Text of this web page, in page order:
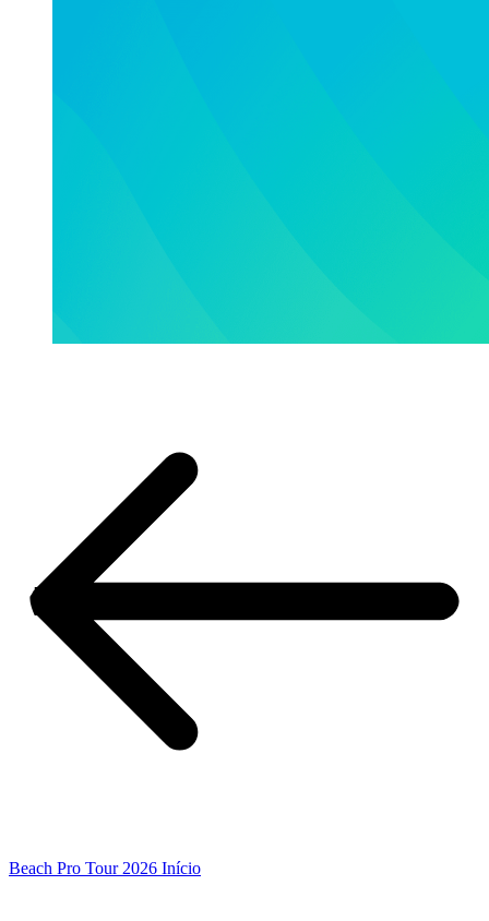
Beach Pro Tour 2026 Início